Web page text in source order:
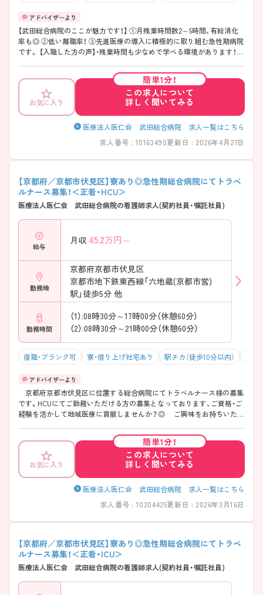
【武田総合病院のここが魅力です！】 ①月残業時間数2～5時間、有給消化
率も◎ ②低い離職率！ ③先進医療の導入に積極的に取り組む急性期病院
です。 【入職した方の声】・残業時間も少なめで学べる環境があります！・
お気に入り
簡単1分！
この求人について
詳しく聞いてみる
医療法人医仁会 武田総合病院 求人一覧はこちら
求人番号 : 10163490更新日 : 2026年4月27日
【京都府／京都市伏見区】寮あり◎急性期総合病院にてトラベ
ルナース募集！＜正看・HCU＞
医療法人医仁会 武田総合病院の看護師求人(契約社員・嘱託社員)
給与
月収 45.2万円～
勤務地
京都府京都市伏見区
京都市地下鉄東西線「六地蔵(京都市営)
駅」徒歩5分 他
勤務時間
（1）:08時30分～17時00分（休憩60分）
（2）:08時30分～21時00分（休憩60分）
復職・ブランク可 寮・借り上げ社宅あり 駅チカ（徒歩10分以内）
京都府京都市伏見区に位置する総合病院にてトラベルナース様の募集
です。HCUにてご勤務いただける方の募集となっております、ご資格・ご
経験を活かして地域医療に貢献しませんか？◎ ご興味をお持ちいただ
お気に入り
簡単1分！
この求人について
詳しく聞いてみる
医療法人医仁会 武田総合病院 求人一覧はこちら
求人番号 : 10204425更新日 : 2026年3月16日
【京都府／京都市伏見区】寮あり◎急性期総合病院にてトラベ
ルナース募集！＜正看・ICU＞
医療法人医仁会 武田総合病院の看護師求人(契約社員・嘱託社員)